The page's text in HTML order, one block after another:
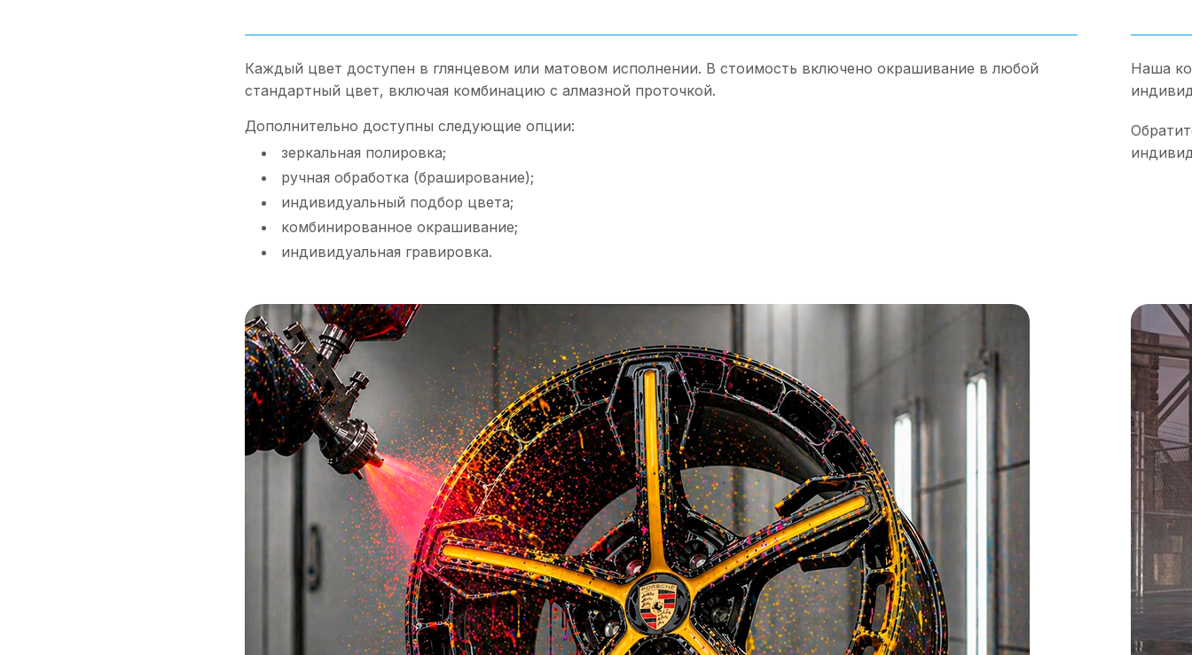
Каждый цвет доступен в глянцевом или матовом исполнении. В стоимость включено окрашивание в любой
стандартный цвет, включая комбинацию с алмазной проточкой.
Дополнительно доступны следующие опции:
зеркальная полировка;
ручная обработка (браширование);
индивидуальный подбор цвета;
комбинированное окрашивание;
индивидуальная гравировка.
Наша